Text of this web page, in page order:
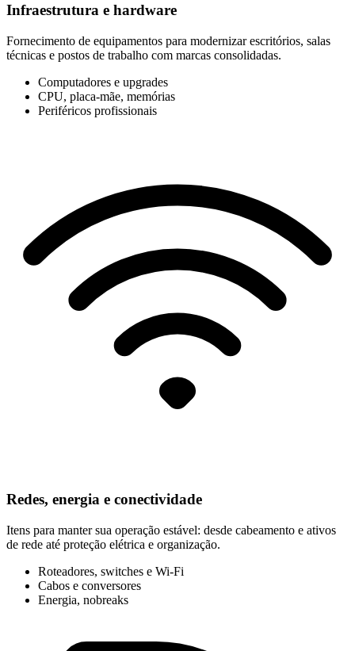
Infraestrutura e hardware
Fornecimento de equipamentos para modernizar escritórios, salas
técnicas e postos de trabalho com marcas consolidadas.
Computadores e upgrades
CPU, placa-mãe, memórias
Periféricos profissionais
Redes, energia e conectividade
Itens para manter sua operação estável: desde cabeamento e ativos
de rede até proteção elétrica e organização.
Roteadores, switches e Wi-Fi
Cabos e conversores
Energia, nobreaks